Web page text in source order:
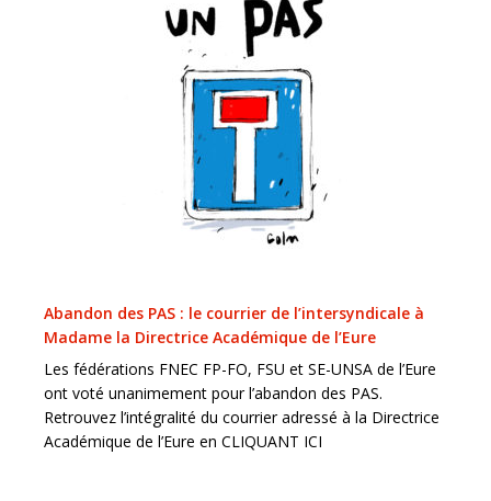
Abandon des PAS : le courrier de l’intersyndicale à
Madame la Directrice Académique de l’Eure
Les fédérations FNEC FP-FO, FSU et SE-UNSA de l’Eure
ont voté unanimement pour l’abandon des PAS.
Retrouvez l’intégralité du courrier adressé à la Directrice
Académique de l’Eure en CLIQUANT ICI